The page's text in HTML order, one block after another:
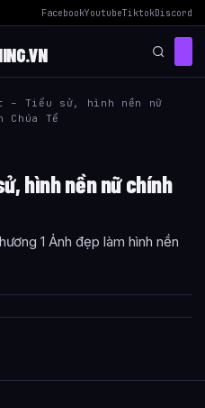
FacebookYoutubeTiktokDiscord
– Tiểu sử, hình nền nữ
Chúa Tể
hình nền nữ chính
1 Ảnh đẹp làm hình nền